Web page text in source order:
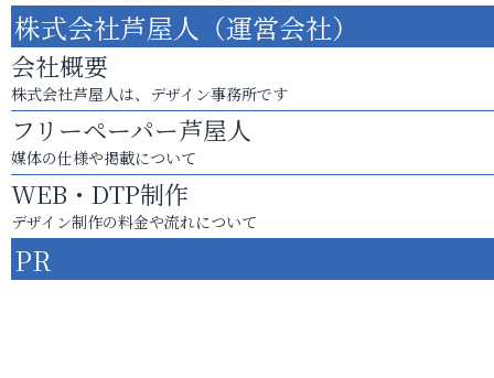
株式会社芦屋人（運営会社）
会社概要
株式会社芦屋人は、デザイン事務所です
フリーペーパー芦屋人
媒体の仕様や掲載について
WEB・DTP制作
デザイン制作の料金や流れについて
PR